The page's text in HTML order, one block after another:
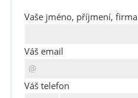
Vaše jméno, příjmení, firma
Váš email
Váš telefon